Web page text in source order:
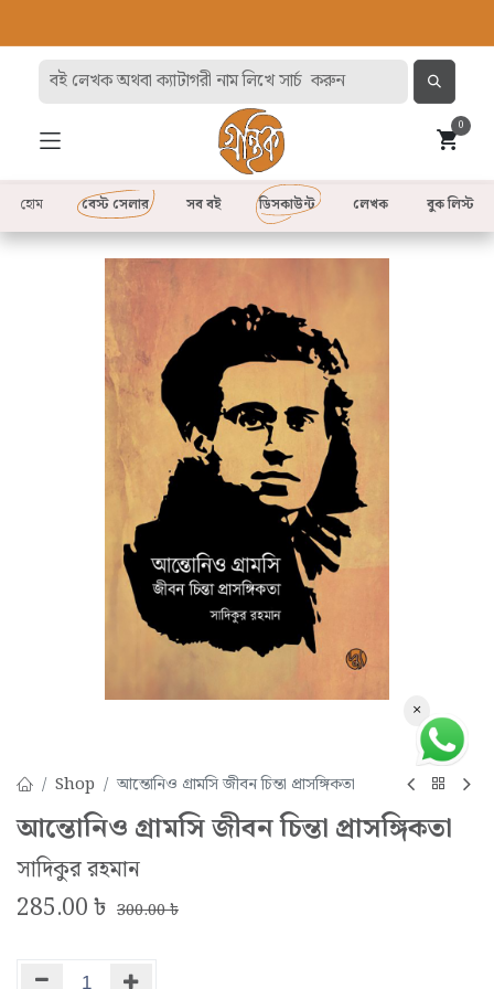
0
হোম বেস্ট সেলার সব বই লেখক
ডিসকাউন্ট বুক লিস্ট
Shop আন্তোনিও গ্রামসি জীবন চিন্তা প্রাসঙ্গিকতা
আন্তোনিও গ্রামসি জীবন চিন্তা প্রাসঙ্গিকতা
সাদিকুর রহমান
285.00৳ 300.00৳
×